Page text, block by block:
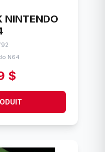
NINTENDO
N64
$